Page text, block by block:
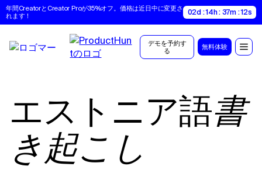
年間CreatorとCreator Proが35%オフ。価格は近日中に変更さ
れます！
02d : 14h : 37m : 11s
デモを予約す
る
無料体験
エストニア語書
き起こし